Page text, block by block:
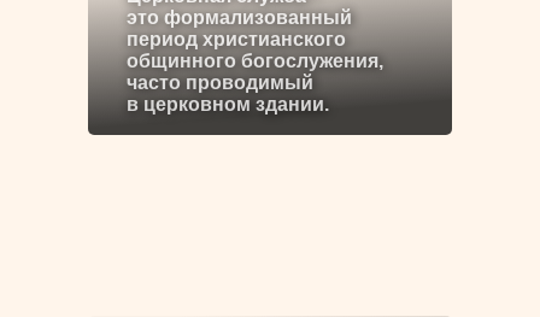
это формализованный
период христианского
общинного богослужения,
часто проводимый
в церковном здании.